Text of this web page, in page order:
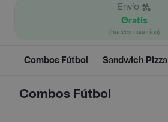
Envío
Gratis
(nuevos usuarios)
Combos Fútbol Sandwich Pizza
Combos Fútbol